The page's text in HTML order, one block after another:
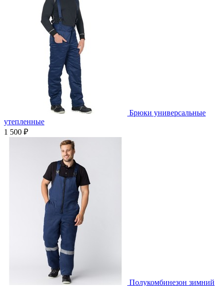
Брюки универсальные
утепленные
1 500 ₽
Полукомбинезон зимний